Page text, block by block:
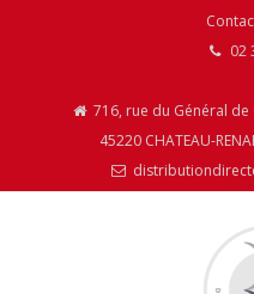
02
716, rue du Général de
45220 CHATEAU-